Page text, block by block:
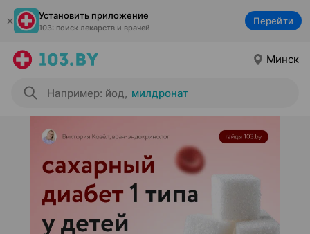
Установить приложение
103: поиск лекарств и врачей
Перейти
Минск
Например: йод, милдронат